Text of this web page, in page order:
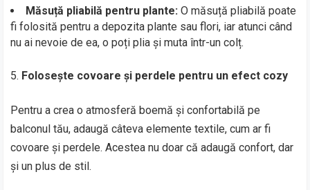
Măsuță pliabilă pentru plante: O măsuță pliabilă poate
fi folosită pentru a depozita plante sau flori, iar atunci când
nu ai nevoie de ea, o poți plia și muta într-un colț.
Folosește covoare și perdele pentru un efect cozy
Pentru a crea o atmosferă boemă și confortabilă pe
balconul tău, adaugă câteva elemente textile, cum ar fi
covoare și perdele. Acestea nu doar că adaugă confort, dar
și un plus de stil.